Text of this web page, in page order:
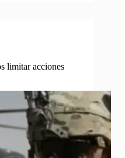
limitar acciones